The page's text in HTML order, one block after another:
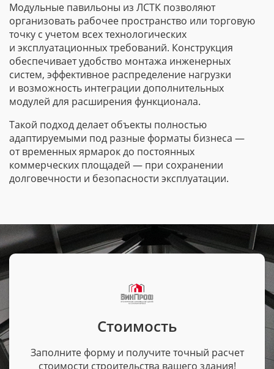
Модульные павильоны из ЛСТК позволяют
организовать рабочее пространство или торговую
точку с учетом всех технологических
и эксплуатационных требований. Конструкция
обеспечивает удобство монтажа инженерных
систем, эффективное распределение нагрузки
и возможность интеграции дополнительных
модулей для расширения функционала.
Такой подход делает объекты полностью
адаптируемыми под разные форматы бизнеса —
от временных ярмарок до постоянных
коммерческих площадей — при сохранении
долговечности и безопасности эксплуатации.
Стоимость
Заполните форму и получите точный расчет
стоимости строительства вашего здания!